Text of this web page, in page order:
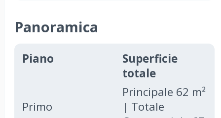
Panoramica
Piano
Primo
Superficie
totale
Principale 62 m²
| Totale